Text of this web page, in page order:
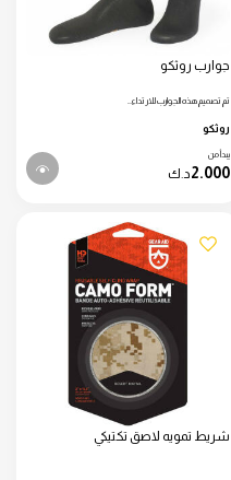
جوارب روثكو
تم تصميم هذه الجوارب للارتداء…
روثكو
يبدأ من
2.000د.ك
شريط تمويه لاصق تكتيكي